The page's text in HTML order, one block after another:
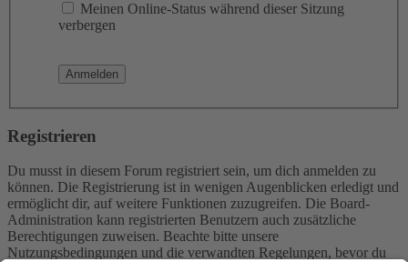
Meinen Online-Status während dieser Sitzung
verbergen
Registrieren
Du musst in diesem Forum registriert sein, um dich anmelden zu
können. Die Registrierung ist in wenigen Augenblicken erledigt und
ermöglicht dir, auf weitere Funktionen zuzugreifen. Die Board-
Administration kann registrierten Benutzern auch zusätzliche
Berechtigungen zuweisen. Beachte bitte unsere
Nutzungsbedingungen und die verwandten Regelungen, bevor du